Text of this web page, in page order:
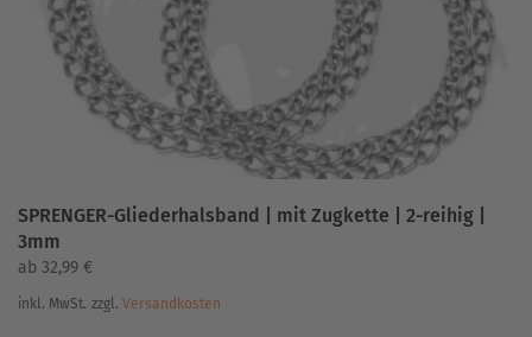
SPRENGER-Gliederhalsband | mit Zugkette | 2-reihig |
3mm
ab 32,99 €
inkl. MwSt. zzgl. Versandkosten